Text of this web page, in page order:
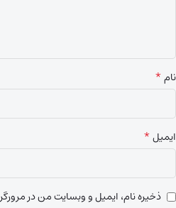
نام*
ایمیل*
ذخیره نام، ایمیل و وبسایت من در